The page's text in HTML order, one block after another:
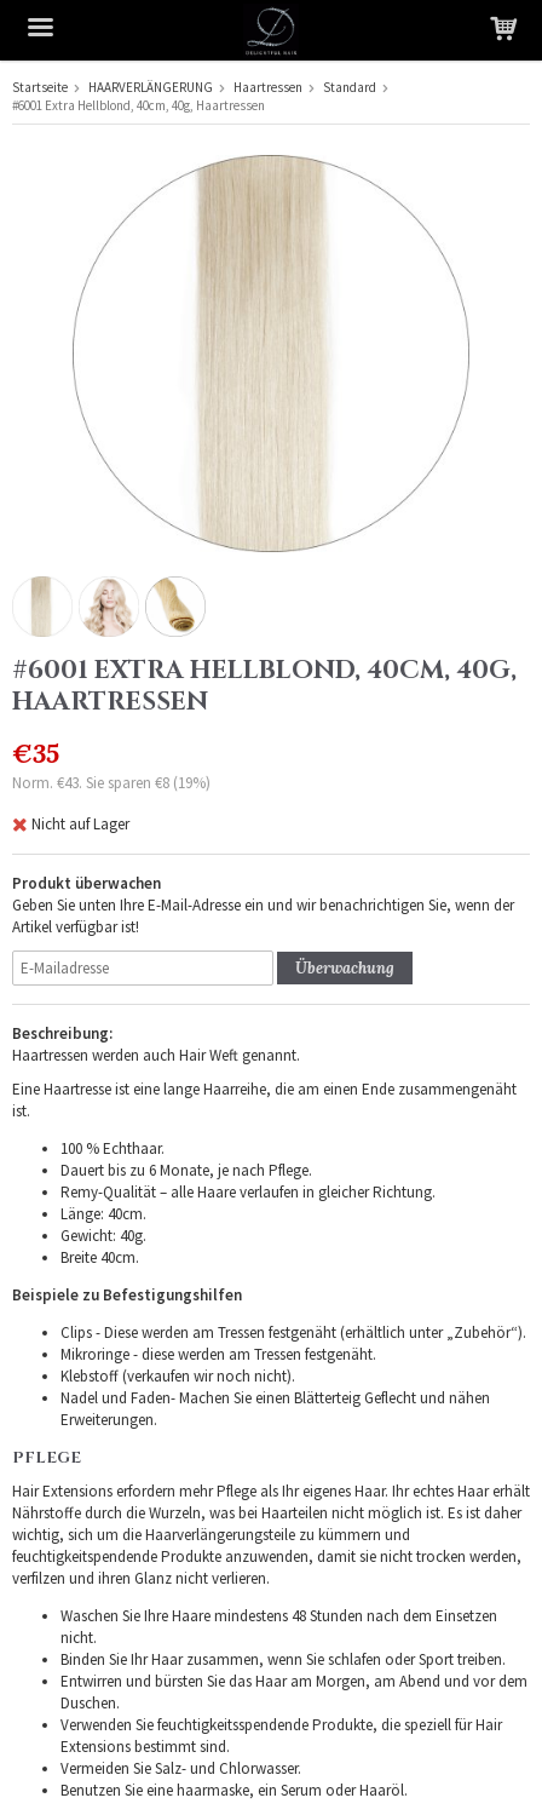
Das Produkt wurde in Ihren Warenkorb gelegt
Startseite HAARVERLÄNGERUNG Haartressen
Standard
#6001 Extra Hellblond, 40cm, 40g, Haartressen
#6001 EXTRA HELLBLOND, 40CM, 40G,
HAARTRESSEN
€35
Norm. €43. Sie sparen €8 (19%)
Nicht auf Lager
Produkt überwachen
Geben Sie unten Ihre E-Mail-Adresse ein und wir benachrichtigen Sie, wenn der
Artikel verfügbar ist!
Überwachung
Beschreibung:
Haartressen werden auch Hair Weft genannt.
Eine Haartresse ist eine lange Haarreihe, die am einen Ende zusammengenäht
ist.
100 % Echthaar.
Dauert bis zu 6 Monate, je nach Pflege.
Remy-Qualität – alle Haare verlaufen in gleicher Richtung.
Länge: 40cm.
Gewicht: 40g.
Breite 40cm.
Beispiele zu Befestigungshilfen
Clips - Diese werden am Tressen festgenäht (erhältlich unter „Zubehör“).
Mikroringe - diese werden am Tressen festgenäht.
Klebstoff (verkaufen wir noch nicht).
Nadel und Faden- Machen Sie einen Blätterteig Geflecht und nähen
Erweiterungen.
PFLEGE
Hair Extensions erfordern mehr Pflege als Ihr eigenes Haar. Ihr echtes Haar erhält
Nährstoffe durch die Wurzeln, was bei Haarteilen nicht möglich ist. Es ist daher
wichtig, sich um die Haarverlängerungsteile zu kümmern und
feuchtigkeitspendende Produkte anzuwenden, damit sie nicht trocken werden,
verfilzen und ihren Glanz nicht verlieren.
Waschen Sie Ihre Haare mindestens 48 Stunden nach dem Einsetzen
nicht.
Binden Sie Ihr Haar zusammen, wenn Sie schlafen oder Sport treiben.
Entwirren und bürsten Sie das Haar am Morgen, am Abend und vor dem
Duschen.
Verwenden Sie feuchtigkeitsspendende Produkte, die speziell für Hair
Extensions bestimmt sind.
Vermeiden Sie Salz- und Chlorwasser.
Benutzen Sie eine haarmaske, ein Serum oder Haaröl.